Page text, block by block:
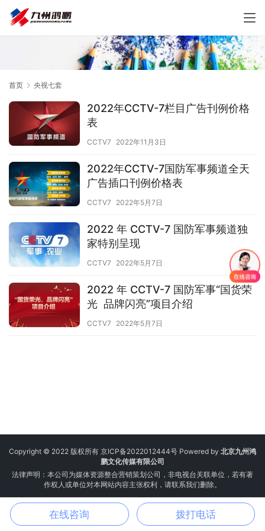
首页 央视七套
2022年CCTV-7栏目广告刊例价格
表
CCTV7 2022年11月3日
2022年CCTV-7国防军事频道全天
广告插口刊例价格表
CCTV7 2022年5月7日
2022 年 CCTV-7 国防军事频道独
家特别呈现
CCTV7 2022年5月7日
2022 年 CCTV-7 国防军事“国货荣
光 品牌闪亮”项目介绍
CCTV7 2022年5月7日
Copyright © 2022 版权所有 京ICP备2022012444号 Powered by 北京九州鸿
鹏文化传媒有限公司
法律声明：本公司为媒体资源整合营销策划公司，非电视台关联单位，若有著
作权人或单位对本网站内容主张权利，请联系我们删除。
电话 邮箱 微信 地图
在线咨询 拨打电话